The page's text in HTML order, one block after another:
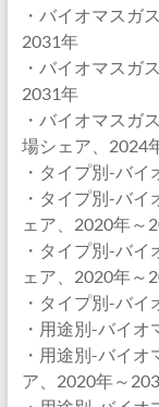
・バイオマスガ
2031年
・バイオマスガ
2031年
・バイオマスガ
場シェア、2024
・タイプ別-バ
・タイプ別-バ
ェア、2020年～
・タイプ別-バ
ェア、2020年～
・タイプ別-バ
・用途別-バイ
・用途別-バイ
ア、2020年～